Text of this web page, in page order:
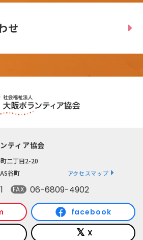
せ
ティア協会
二丁目2-20
谷町
アクセスマップ
FAX 06-6809-4902
facebook
X